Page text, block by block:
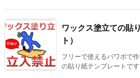
ワックス塗立ての貼
ト）
フリーで使えるパワポで
の貼り紙テンプレートで